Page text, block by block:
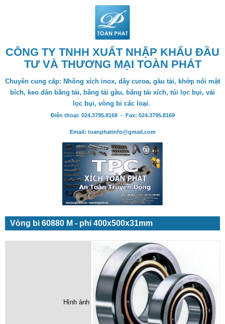
CÔNG TY TNHH XUẤT NHẬP KHẨU ĐẦU
TƯ VÀ THƯƠNG MẠI TOÀN PHÁT
Chuyên cung cấp: Nhông xích inox, dây curoa, gầu tải, khớp nối mặt
bích, keo dán băng tải, băng tải gầu, băng tải xích, túi lọc bụi, vải
lọc bụi, vòng bi các loại.
Điện thoại: 024.3795.8168 - Fax: 024.3795.8169
Email: toanphatinfo@gmail.com
Vòng bi 60880 M - phi 400x500x31mm
Hình ảnh